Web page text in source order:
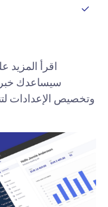
اقرأ المزيد
سيساعدك